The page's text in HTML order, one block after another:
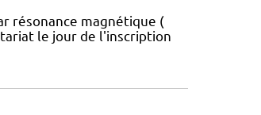
résonance magnétique (
le jour de l'inscription